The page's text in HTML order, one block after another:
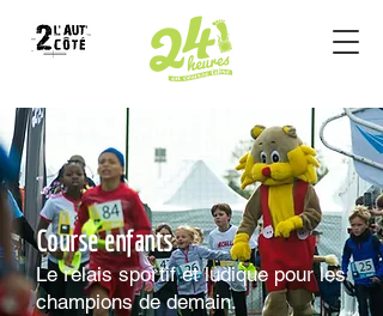
Course enfants
Le relais sportif et ludique pour les
champions de demain.